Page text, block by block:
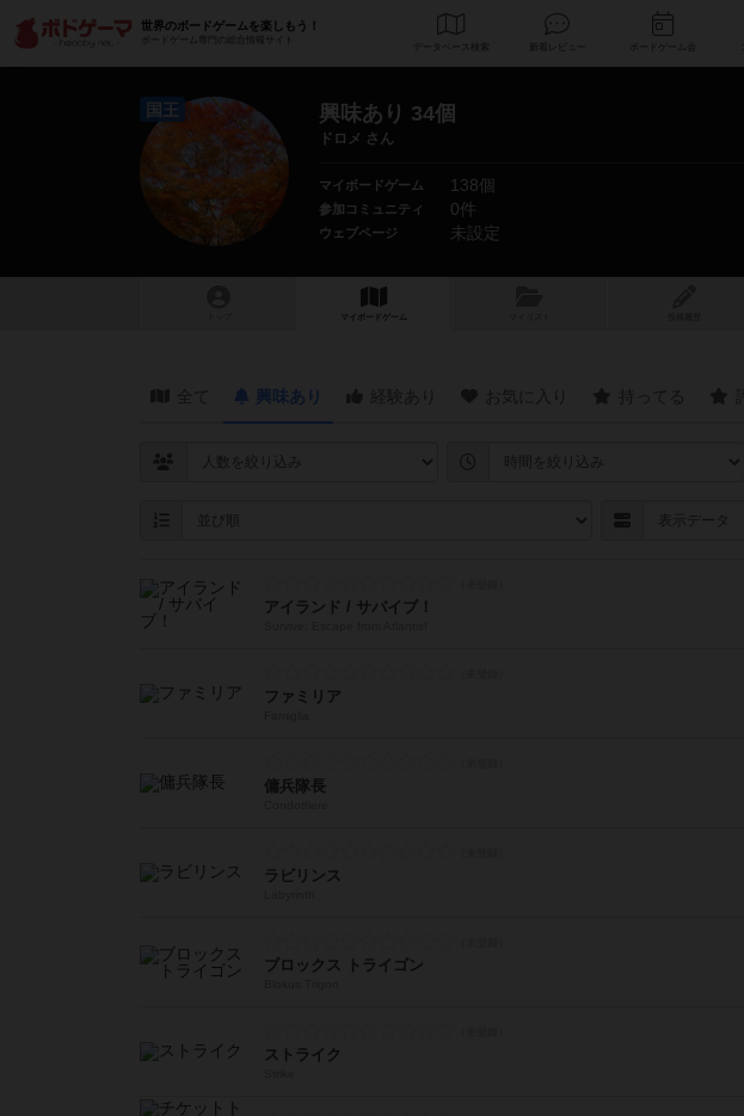
世界のボードゲームを楽しもう！
ボードゲーム専門の総合情報サイト
データベース
国王 興味あり 34個
ドロメ さん
マイボードゲーム 138個
参加コミュニティ 0件
ウェブページ 未設定
マイボードゲーム
興味あり
アイランド / サバイブ！
ファミリア
傭兵隊長
ラビリンス
ブロックス トライゴン
ストライク